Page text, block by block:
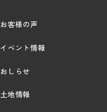
お客様の声
イベント情報
おしらせ
土地情報